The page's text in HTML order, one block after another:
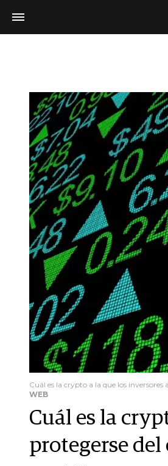
Cuál es la crypto a la que los
WEB
Cuál es la
protegerse del